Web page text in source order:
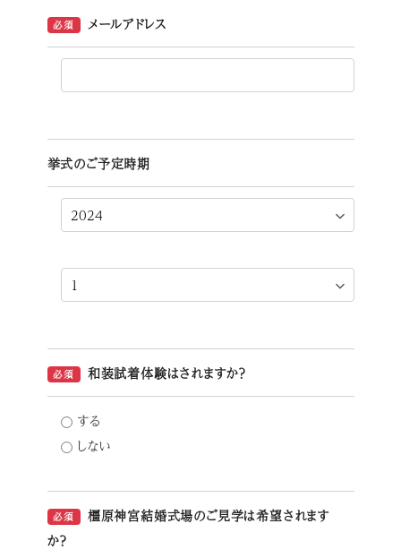
必須 メールアドレス
挙式のご予定時期
必須 和装試着体験はされますか？
する
しない
必須
橿原神宮結婚式場のご見学は希望されます
か？